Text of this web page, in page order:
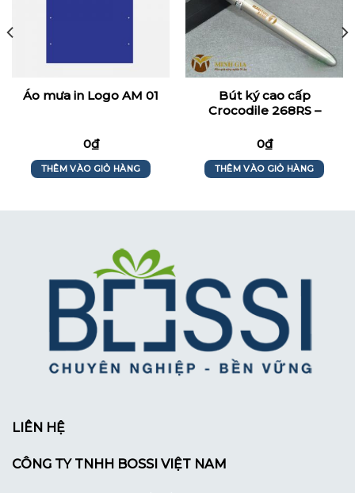
Áo mưa in Logo AM 01
0₫
THÊM VÀO GIỎ HÀNG
Bút ký cao cấp
Crocodile 268RS –
0₫
THÊM VÀO GIỎ HÀNG
LIÊN HỆ
CÔNG TY TNHH BOSSI VIỆT NAM